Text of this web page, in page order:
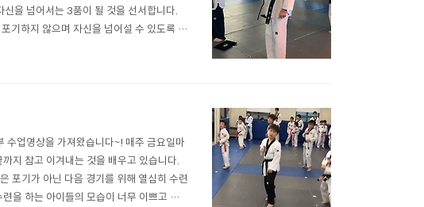
을 넘어서는 3품이 될 것을 선서합니다.
기하지 않으며 자신을 넘어설 수 있도록 응
수업영상을 가져왔습니다~! 매주 금요일마
지 참고 이겨내는 것을 배우고 있습니다.
포기가 아닌 다음 경기를 위해 열심히 수련
을 하는 아이들의 모습이 너무 이쁘고 멋